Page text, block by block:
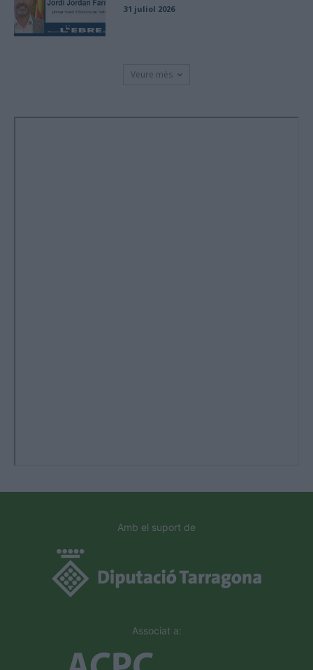
31 juliol 2026
Veure més
Amb el suport de
Associat a: